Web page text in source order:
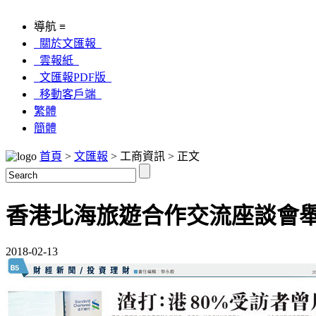
導航 ≡
關於文匯報
雲報紙
文匯報PDF版
移動客戶端
繁體
簡體
首頁 > 文匯報 > 工商資訊 > 正文
香港北海旅遊合作交流座談會
2018-02-13